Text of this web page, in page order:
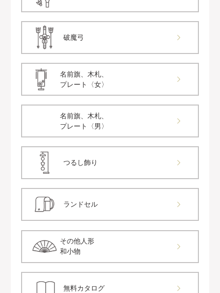
破魔弓
名前旗、木札、
プレート〈女〉
名前旗、木札、
プレート〈男〉
つるし飾り
ランドセル
その他人形
和小物
無料カタログ